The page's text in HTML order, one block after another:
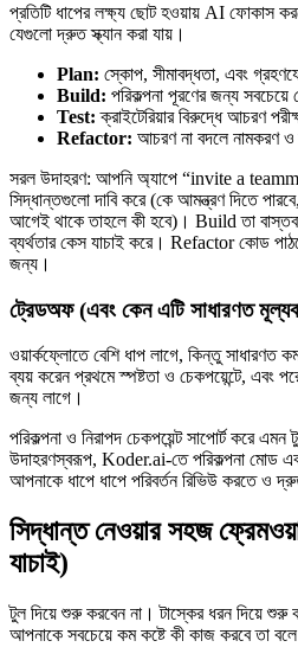
প্রতিটি ধাপের লক্ষ্য ছোট হওয়ায় AI ফোকাস
যেগুলো দ্রুত স্ক্যান করা যায়।
Plan: স্কোপ, সীমাবদ্ধতা, এবং
Build: পরিকল্পনা পূরণের জন্য সবচেয়ে
Test: ক্রাইটেরিয়ার বিরুদ্ধে আচরণ
Refactor: আচরণ না বদলে নামকরণ ও
সরল উদাহরণ: আপনি অ্যাপে “invite a
সিদ্ধান্তগুলো দাবি করে (কে আমন্ত্রণ দিতে
আগেই থাকে তাহলে কী হবে)। Build তা
ব্যর্থতার কেস যাচাই করে। Refactor কোড
জন্য।
ট্রেডঅফ (এবং কেন এটি সাধারণত
ওয়ার্কফ্লোতে বেশি ধাপ লাগে, কিন্তু সাধারণত
ব্যয় করেন প্রথমে স্পষ্টতা ও চেকপয়েন্টে, এবং
জন্য লাগে।
পরিকল্পনা ও নিরাপদ চেকপয়েন্ট সাপোর্ট করে
উদাহরণস্বরূপ, Koder.ai-তে পরিকল্পনা মোড
আপনাকে ধাপে ধাপে পরিবর্তন রিভিউ করতে ও
সিদ্ধান্ত নেওয়ার সহজ
যাচাই)
টুল দিয়ে শুরু করবেন না। টাস্কের ধরন দিয়ে
আপনাকে সবচেয়ে কম কষ্টে কী কাজ করবে তা